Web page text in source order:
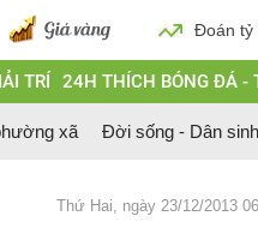
Đoán tỷ
TRÍ 24H THÍCH BÓNG ĐÁ -
xã Đời sống - Dân sinh
Thứ Hai, ngày 23/12/2013